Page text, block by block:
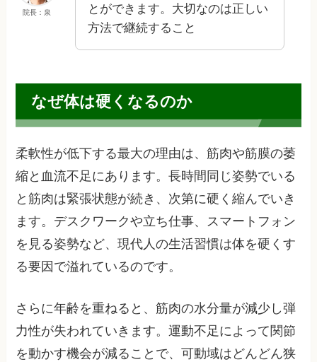
院長：泉
とができます。大切なのは正しい
方法で継続すること
なぜ体は硬くなるのか
柔軟性が低下する最大の理由は、筋肉や筋膜の萎
縮と血流不足にあります。長時間同じ姿勢でいる
と筋肉は緊張状態が続き、次第に硬く縮んでいき
ます。デスクワークや立ち仕事、スマートフォン
を見る姿勢など、現代人の生活習慣は体を硬くす
る要因で溢れているのです。
さらに年齢を重ねると、筋肉の水分量が減少し弾
力性が失われていきます。運動不足によって関節
を動かす機会が減ることで、可動域はどんどん狭